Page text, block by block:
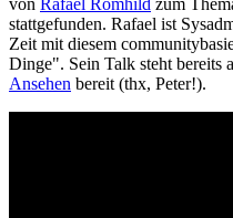
stattgefunden. Rafael ist
Zeit mit diesem
Dinge". Sein Talk steht bereits
Ansehen bereit (thx, Peter!).